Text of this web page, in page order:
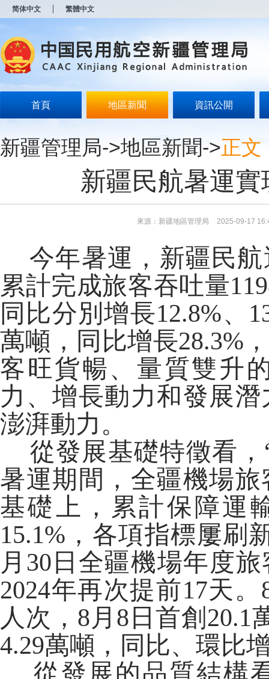
简体中文 繁體中文
首頁 地區新聞 資訊公開
新疆管理局->地區新聞->正文
新疆民航暑運
來源：新疆地區管理局 2025-09-17
今年暑運，新疆民航
累計完成旅客吞吐量
同比分別增長12.8%、
萬噸，同比增長28.3%
客旺貨暢、量質雙升
力、增長動力和發展
澎湃動力。
從發展基礎特徵看，
暑運期間，全疆機場
基礎上，累計保障運
15.1%，各項指標屢刷
月30日全疆機場年度
2024年再次提前17天
人次，8月8日首創
4.29萬噸，同比、環比
從發展的品質結構
开
无
障
说
Alt
加